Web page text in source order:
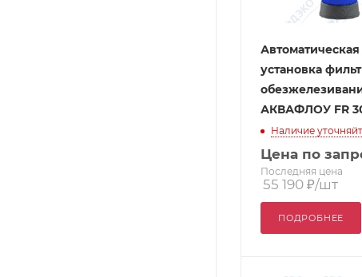
Автоматическая
установка
АКВАФЛОУ FR
Наличие
Цена по
Последняя цена
55 190 ₽/шт
ПОДРОБНЕЕ